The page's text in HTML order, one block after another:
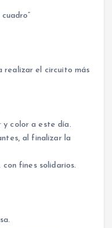
realizar el circuito más
y color a este día.
al finalizar la
fines solidarios.